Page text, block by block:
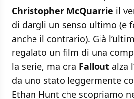
Christopher McQuarrie il
di dargli un senso ultimo (e
anche il contrario). Già
regalato un film di una
la serie, ma ora Fallout alza
da uno stato leggermente
Ethan Hunt che scopriamo